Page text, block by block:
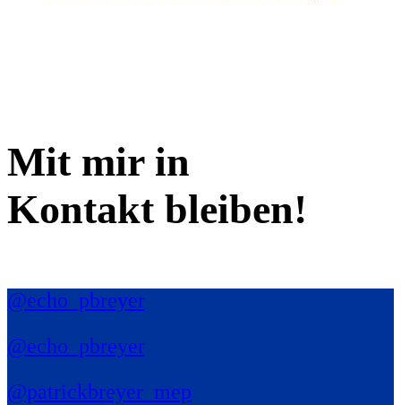
Mit mir in
Kontakt bleiben!
@echo_pbreyer
@echo_pbreyer
@patrickbreyer_mep